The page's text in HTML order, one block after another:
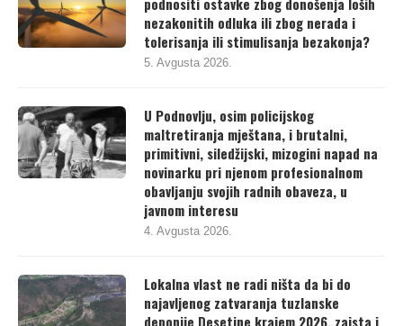
podnositi ostavke zbog donošenja loših
nezakonitih odluka ili zbog nerada i
tolerisanja ili stimulisanja bezakonja?
5. Avgusta 2026.
U Podnovlju, osim policijskog
maltretiranja mještana, i brutalni,
primitivni, siledžijski, mizogini napad na
novinarku pri njenom profesionalnom
obavljanju svojih radnih obaveza, u
javnom interesu
4. Avgusta 2026.
Lokalna vlast ne radi ništa da bi do
najavljenog zatvaranja tuzlanske
deponije Desetine krajem 2026. zaista i